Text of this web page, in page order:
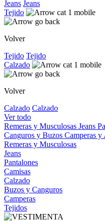
Jeans Jeans
Tejido
Volver
Tejido Tejido
Calzado
Volver
Calzado Calzado
Ver todo
Remeras y Musculosas Jeans
Canguros y Buzos Camperas y
Remeras y Musculosas
Jeans
Pantalones
Camisas
Calzado
Buzos y Canguros
Camperas
Tejidos